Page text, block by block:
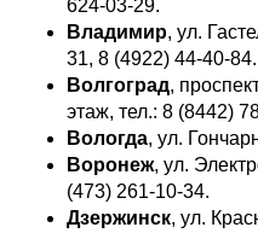
624-03-29.
Владимир, ул.
31, 8 (4922) 44-40-84.
Волгоград,
этаж, тел.: 8 (8442)
Вологда, ул.
Воронеж, ул.
(473) 261-10-34.
Дзержинск, ул.